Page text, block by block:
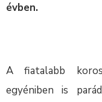
évben.
A fiatalabb
egyéniben is